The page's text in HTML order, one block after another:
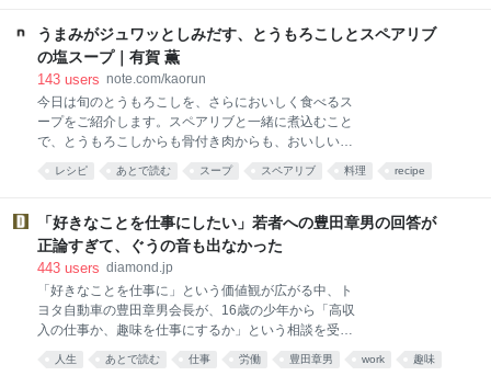
うまみがジュワッとしみだす、とうもろこしとスペアリブ
の塩スープ｜有賀 薫
143 users note.com/kaorun
今日は旬のとうもろこしを、さらにおいしく食べるス
ープをご紹介します。スペアリブと一緒に煮込むこと
で、とうもろこしからも骨付き肉からも、おいしい出
汁がとれるのです。作り方は「切って、煮込むだけ」
と、極めてシンプル。ぜひお試しください！ この記事
におまかせ！滋味あふれる夏のスープをご紹介しまし
ょう。ぶつ切りにしたとうもろこしと骨付き豚肉・ス
ペアリブを、塩味で煮込むだけの超シンプルなレシ
す。 とうもろこしのあまみや香りがやさしく溶け出し
たスープが、肉を食べるとじゅわっとしみだしてきま
す。本来とうもろこしは甘くて濃い味の野菜ですが、
なぜかこのスープで味わうと、さっぱりとした印象で
レシピ あとで読む スープ スペアリブ 料理 recipe
「好きなことを仕事にしたい」若者への豊田章男の回答が
正論すぎて、ぐうの音も出なかった
443 users diamond.jp
「好きなことを仕事に」という価値観が広がる中、ト
ヨタ自動車の豊田章男会長が、16歳の少年から「高収
入の仕事か、趣味を仕事にするか」という相談を受け
た。これは、ニッポン放送の期間限定ポッドキャスト
『vs豊田章男 supported by 三四郎のオールナイトニッ
人生 あとで読む 仕事 労働 豊田章男 work 趣味